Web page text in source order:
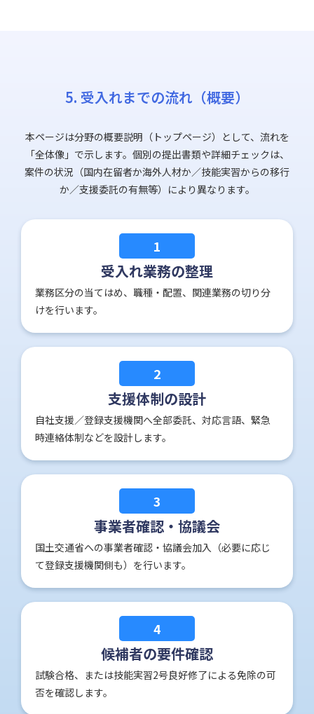
5. 受入れまでの流れ（概要）
本ページは分野の概要説明（トップページ）として、流れを
「全体像」で示します。個別の提出書類や詳細チェックは、
案件の状況（国内在留者か海外人材か／技能実習からの移行
か／支援委託の有無等）により異なります。
1
受入れ業務の整理
業務区分の当てはめ、職種・配置、関連業務の切り分
けを行います。
2
支援体制の設計
自社支援／登録支援機関へ全部委託、対応言語、緊急
時連絡体制などを設計します。
3
事業者確認・協議会
国土交通省への事業者確認・協議会加入（必要に応じ
て登録支援機関側も）を行います。
4
候補者の要件確認
試験合格、または技能実習2号良好修了による免除の可
否を確認します。